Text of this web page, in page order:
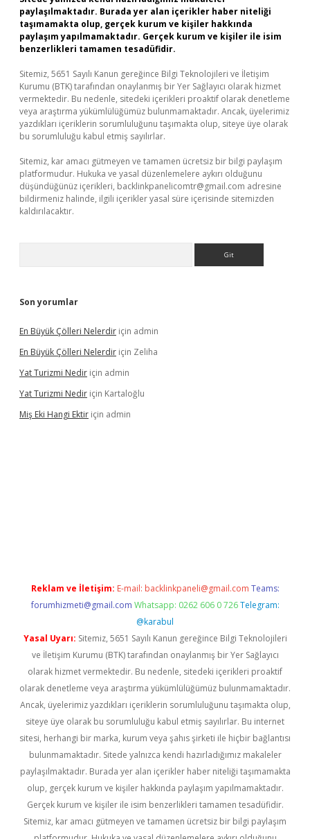
paylaşılmaktadır. Burada yer alan içerikler haber niteliği
taşımamakta olup, gerçek kurum ve kişiler hakkında
paylaşım yapılmamaktadır. Gerçek kurum ve kişiler ile isim
benzerlikleri tamamen tesadüfidir.
Sitemiz, 5651 Sayılı Kanun gereğince Bilgi Teknolojileri ve İletişim
Kurumu (BTK) tarafından onaylanmış bir Yer Sağlayıcı olarak hizmet
vermektedir. Bu nedenle, sitedeki içerikleri proaktif olarak denetleme
veya araştırma yükümlülüğümüz bulunmamaktadır. Ancak, üyelerimiz
yazdıkları içeriklerin sorumluluğunu taşımakta olup, siteye üye olarak
bu sorumluluğu kabul etmiş sayılırlar.
Sitemiz, kar amacı gütmeyen ve tamamen ücretsiz bir bilgi paylaşım
platformudur. Hukuka ve yasal düzenlemelere aykırı olduğunu
düşündüğünüz içerikleri, backlinkpanelicomtr@gmail.com adresine
bildirmeniz halinde, ilgili içerikler yasal süre içerisinde sitemizden
kaldırılacaktır.
Son yorumlar
En Büyük Çölleri Nelerdir için admin
En Büyük Çölleri Nelerdir için Zeliha
Yat Turizmi Nedir için admin
Yat Turizmi Nedir için Kartaloğlu
Miş Eki Hangi Ektir için admin
Reklam ve İletişim: E-mail: backlinkpaneli@gmail.com Teams:
forumhizmeti@gmail.com Whatsapp: 0262 606 0 726 Telegram:
@karabul
Yasal Uyarı: Sitemiz, 5651 Sayılı Kanun gereğince Bilgi Teknolojileri
ve İletişim Kurumu (BTK) tarafından onaylanmış bir Yer Sağlayıcı
olarak hizmet vermektedir. Bu nedenle, sitedeki içerikleri proaktif
olarak denetleme veya araştırma yükümlülüğümüz bulunmamaktadır.
Ancak, üyelerimiz yazdıkları içeriklerin sorumluluğunu taşımakta olup,
siteye üye olarak bu sorumluluğu kabul etmiş sayılırlar. Bu internet
sitesi, herhangi bir marka, kurum veya şahıs şirketi ile hiçbir bağlantısı
bulunmamaktadır. Sitede yalnızca kendi hazırladığımız makaleler
paylaşılmaktadır. Burada yer alan içerikler haber niteliği taşımamakta
olup, gerçek kurum ve kişiler hakkında paylaşım yapılmamaktadır.
Gerçek kurum ve kişiler ile isim benzerlikleri tamamen tesadüfidir.
Sitemiz, kar amacı gütmeyen ve tamamen ücretsiz bir bilgi paylaşım